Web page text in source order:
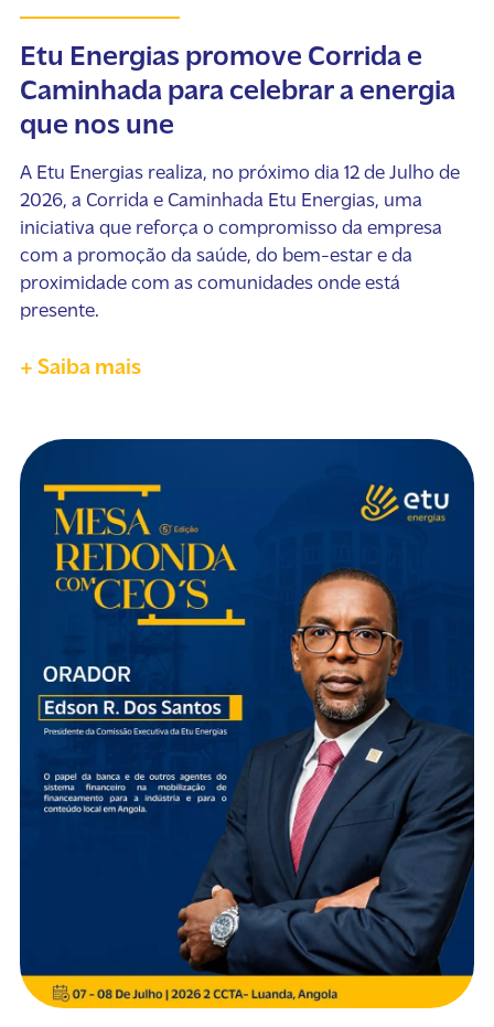
Etu Energias promove Corrida e
Caminhada para celebrar a energia
que nos une
A Etu Energias realiza, no próximo dia 12 de Julho de
2026, a Corrida e Caminhada Etu Energias, uma
iniciativa que reforça o compromisso da empresa
com a promoção da saúde, do bem-estar e da
proximidade com as comunidades onde está
presente.
+ Saiba mais